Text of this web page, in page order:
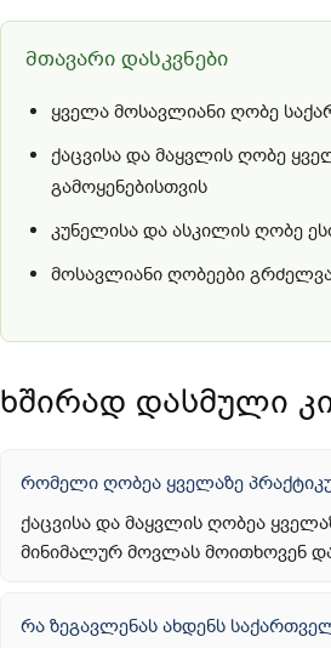
მთავარი დასკვნები
ყველა მოსავლიანი ღობე
ქაცვისა და მაყვლის ღობე
გამოყენებისთვის
კუნელისა და ასკილის ღობე
მოსავლიანი ღობეები
ხშირად დასმული
რომელი ღობეა ყველაზე
ქაცვისა და მაყვლის ღობეა
მინიმალურ მოვლას მოითხოვენ
რა ზეგავლენას ახდენს